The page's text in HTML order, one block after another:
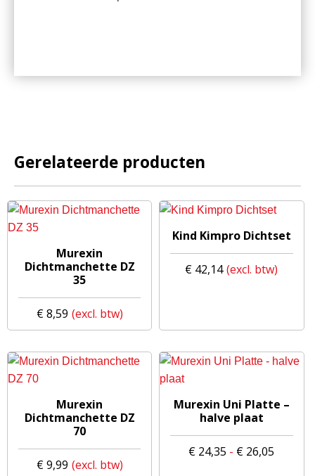
Gerelateerde producten
Murexin
Dichtmanchette DZ
35
€8,59
Kind Kimpro Dichtset
€ 42,14
Murexin
Dichtmanchette DZ
70
€9,99
meerdere
Murexin Uni Platte –
halve plaat
€ 24,35 - € 26,05